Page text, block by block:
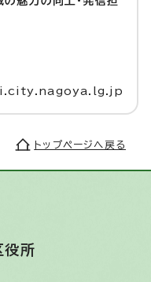
トップページへ戻る
役所